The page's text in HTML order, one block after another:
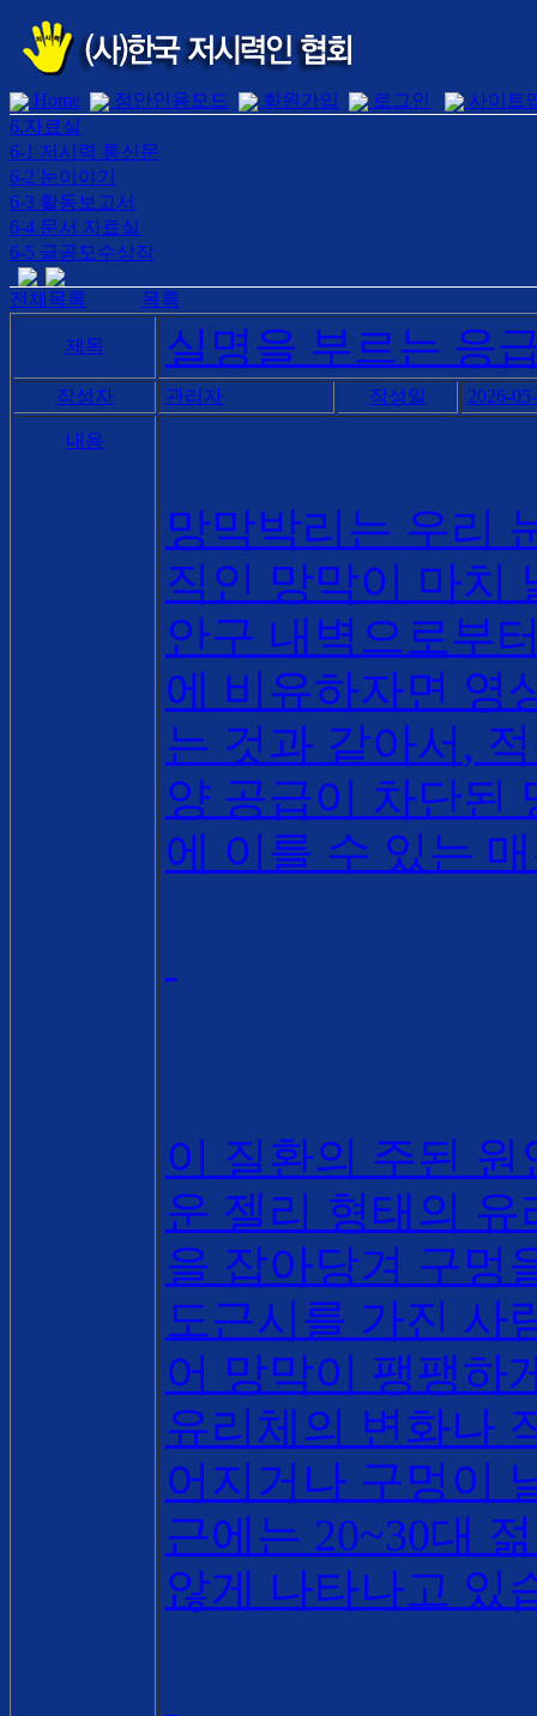
Home 정안인용모드 회원가입 로그인
사이트
6.자료실
6-1 저시력 통신문
6-2 눈이야기
6-3 활동보고서
6-4 문서 자료실
6-5 글공모수상작
전체목록 목록
제목 실명을 부르는 응
작성자 관리자 작성일 2026-
내용
망막박리는 우리
직인 망막이 마치
안구 내벽으로부
에 비유하자면 영
는 것과 같아서 ,
양 공급이 차단된
에 이를 수 있는
이 질환의 주된
운 젤리 형태의
을 잡아당겨 구멍
도근시를 가진 사
어 망막이 팽팽하
유리체의 변화나
어지거나 구멍이
근에는 20~30대
않게 나타나고 있